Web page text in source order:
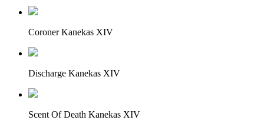
Coroner Kanekas XIV
Discharge Kanekas XIV
Scent Of Death Kanekas XIV